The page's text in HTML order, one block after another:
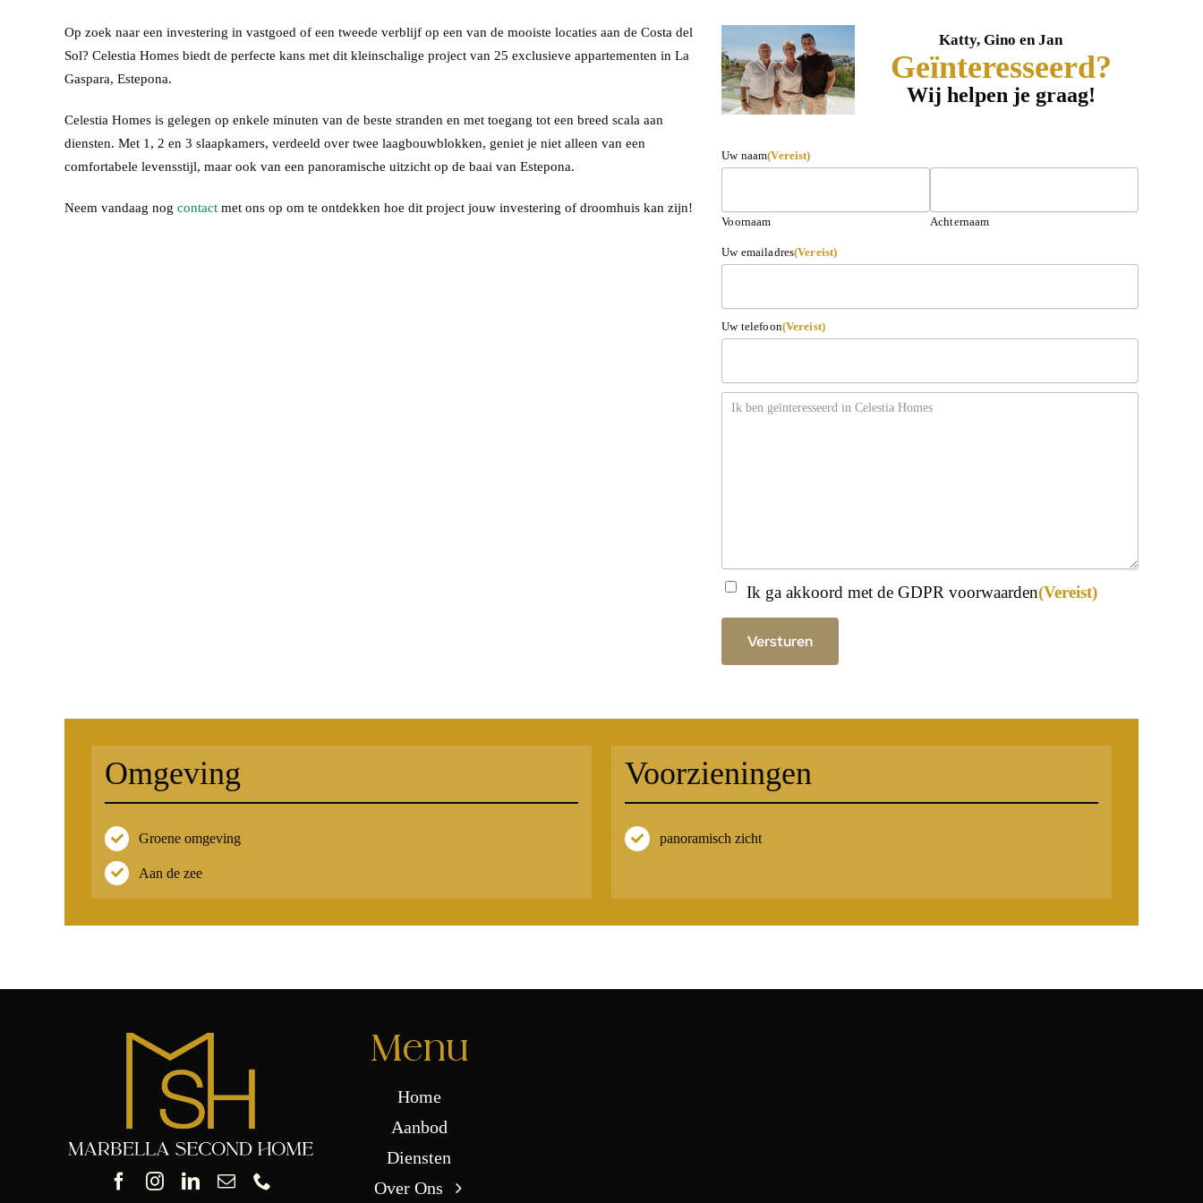
Op zoek naar een investering in vastgoed of een tweede verblijf op een van de mooiste locaties aan de Costa del
Sol? Celestia Homes biedt de perfecte kans met dit kleinschalige project van 25 exclusieve appartementen in La
Gaspara, Estepona.
Celestia Homes is gelegen op enkele minuten van de beste stranden en met toegang tot een breed scala aan
diensten. Met 1, 2 en 3 slaapkamers, verdeeld over twee laagbouwblokken, geniet je niet alleen van een
comfortabele levensstijl, maar ook van een panoramische uitzicht op de baai van Estepona.
Neem vandaag nog contactmet ons op om te ontdekken hoe dit project jouw investering of droomhuis kan zijn!
Katty, Gino en Jan
Geïnteresseerd?
Wij helpen je graag!
Uw naam(Vereist)
Voornaam Achternaam
Uw emailadres(Vereist)
Uw telefoon(Vereist)
Instemming (Vereist)
Ik ga akkoord met de GDPR voorwaarden(Vereist)
Versturen
Omgeving
Groene omgeving
Aan de zee
Voorzieningen
panoramisch zicht
Menu
Home
Aanbod
Diensten
Over Ons